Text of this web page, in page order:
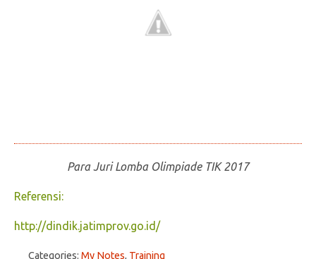
Para Juri Lomba Olimpiade TIK 2017
Referensi:
http://dindik.jatimprov.go.id/
Categories: My Notes, Training